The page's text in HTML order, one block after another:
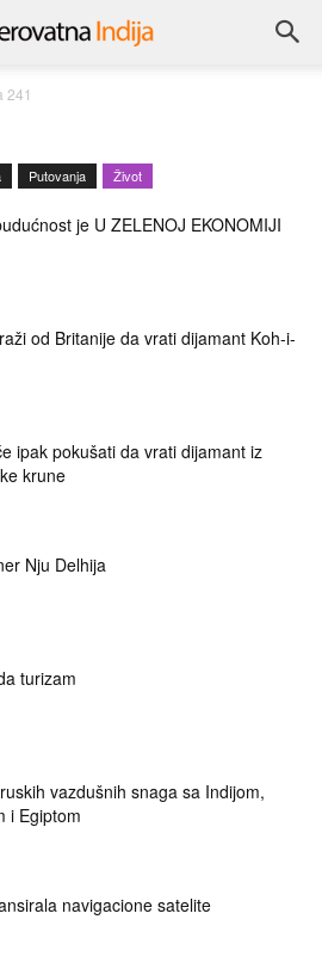
241
Putovanja Život
je U ZELENOJ EKONOMIJI
od Britanije da vrati dijamant Koh-i-
ipak pokušati da vrati dijamant iz
krune
Nju Delhija
turizam
vazdušnih snaga sa Indijom,
i Egiptom
navigacione satelite